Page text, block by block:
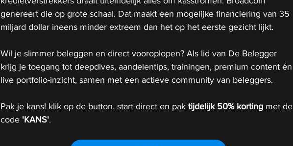
genereert die op grote schaal. Dat maakt een mogelijke financiering van 35
miljard dollar ineens minder extreem dan het op het eerste gezicht lijkt.
Wil je slimmer beleggen en direct vooroplopen? Als lid van De Belegger
krijg je toegang tot deepdives, aandelentips, trainingen, premium content én
live portfolio-inzicht, samen met een actieve community van beleggers.
Pak je kans! klik op de button, start direct en pak tijdelijk 50% korting met de
code 'KANS'.